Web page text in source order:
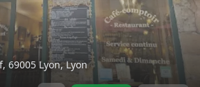
69005 Lyon,Lyon